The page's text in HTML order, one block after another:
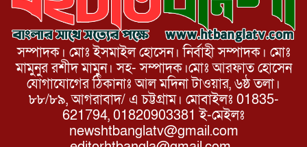
সম্পাদক। মোঃ ইসমাইল হোসেন। নির্বাহী সম্পাদক। মোঃ
মামুনুর রশীদ মামুন। সহ- সম্পাদক।মোঃ আরফাত হোসেন
যোগাযোগের ঠিকানাঃ আল মদিনা টাওয়ার, ৬ষ্ঠ তলা।
৮৮/৮৯, আগরাবাদ/ এ চট্টগ্রাম। মোবাইলঃ 01835-
621794, 01820903381 ই-মেইলঃ
newshtbanglatv@gmail.com